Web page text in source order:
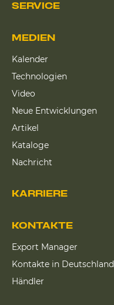
SERVICE
KARRIERE
MEDIEN
Kalender
Technologien
Video
Neue Entwicklungen
Artikel
Kataloge
Nachricht
KONTAKTE
Export Manager
Kontakte in Deutschland
Händler